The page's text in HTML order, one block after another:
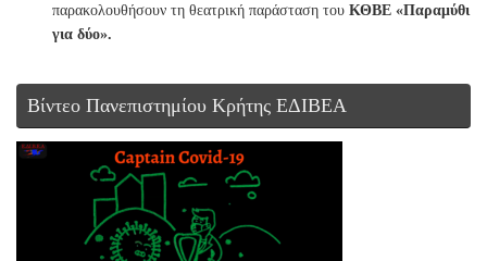
παρακολουθήσουν τη θεατρική παράσταση του ΚΘΒΕ «Παραμύθι
για δύο».
Βίντεο Πανεπιστημίου Κρήτης ΕΔΙΒΕΑ